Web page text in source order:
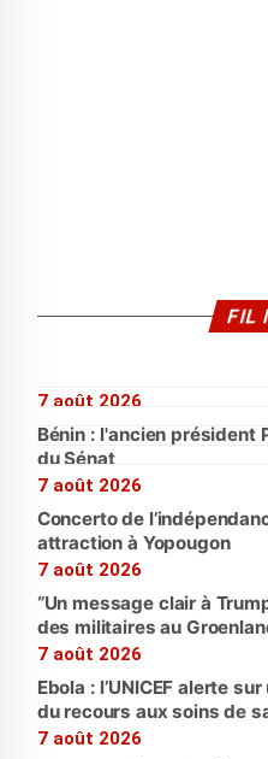
FIL
7 août 2026
Bénin : l'ancien président
du Sénat
7 août 2026
Concerto de
attraction à Yopougon
7 août 2026
“Un message clair à
des militaires au
7 août 2026
Ebola : l’UNICEF alerte
du recours aux soins de
7 août 2026